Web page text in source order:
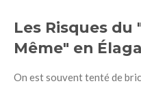
Les Risques du
Même" en
On est souvent tenté de